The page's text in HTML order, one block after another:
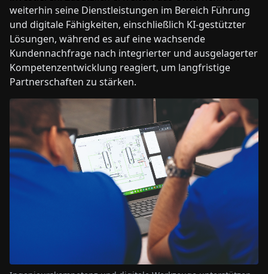
weiterhin seine Dienstleistungen im Bereich Führung
und digitale Fähigkeiten, einschließlich KI-gestützter
Lösungen, während es auf eine wachsende
Kundennachfrage nach integrierter und ausgelagerter
Kompetenzentwicklung reagiert, um langfristige
Partnerschaften zu stärken.